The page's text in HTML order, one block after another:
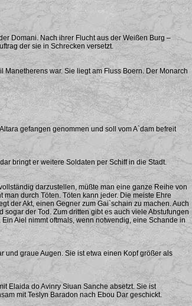
Domani. Nach ihrer Flucht aus der Weißen Burg –
der sie in Schrecken versetzt.
war. Sie liegt am Fluss Boern. Der Monarch
gefangen genommen und soll vom A`dam befreit
bringt er weitere Soldaten per Schiff in die Stadt.
darzustellen, müßte man eine ganze Reihe von
durch Töten. Töten kann jeder. Die meiste Ehre
der Akt, einen Gegner zum Gai`schain zu machen. Auch
der Tod. Zum dritten gibt es auch viele Abstufungen
Aiel nimmt oftmals, wenn notwendig, eine Schande in
und graue Augen. Sie ist etwa einen Kopf größer als
Elaida do Avinry Siuan Sanche absetzt. Sie ist
mit Teslyn Baradon nach Ebou Dar geschickt.